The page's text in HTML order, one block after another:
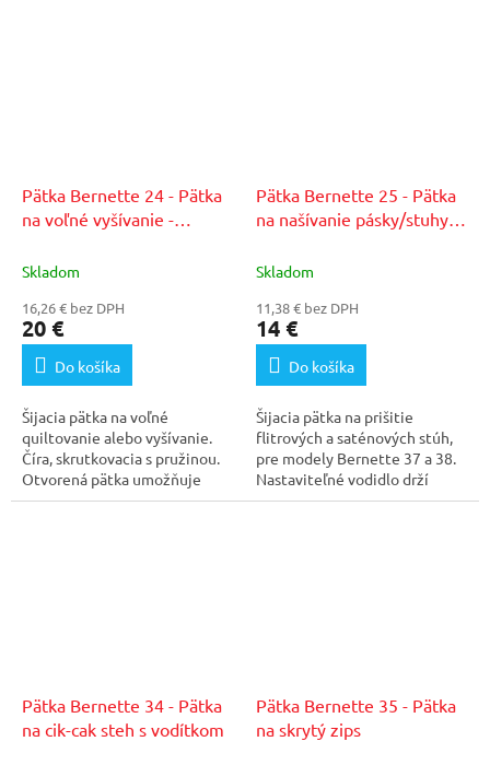
Pätka Bernette 24 - Pätka
na voľné vyšívanie -
Skladom
16,26 € bez DPH
20 €
Do košíka
Šijacia pätka na voľné
quiltovanie alebo vyšívanie.
Číra, skrutkovacia s pružinou.
Otvorená pätka umožňuje
priamy výhľad na...
Pätka Bernette 25 - Pätka
na našívanie pásky/stuhy -
Skladom
11,38 € bez DPH
14 €
Do košíka
Šijacia pätka na prišitie
flitrových a saténových stúh,
pre modely Bernette 37 a 38.
Nastaviteľné vodidlo drží
stuhy na mieste....
Pätka Bernette 34 - Pätka
na cik-cak steh s vodítkom
Pätka Bernette 35 - Pätka
na skrytý zips